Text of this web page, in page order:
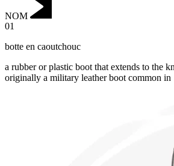
NOM
01
botte en caoutchouc
a rubber or plastic boot that extends to the
originally a military leather boot common in